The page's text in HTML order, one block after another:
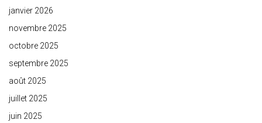
janvier 2026
novembre 2025
octobre 2025
septembre 2025
août 2025
juillet 2025
juin 2025